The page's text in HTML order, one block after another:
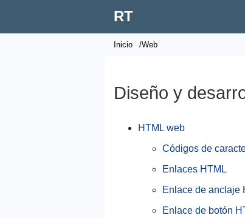
RT
Inicio /Web
Diseño y
HTML web
Códigos de
Enlaces HTML
Enlace de anclaje
Enlace de botón